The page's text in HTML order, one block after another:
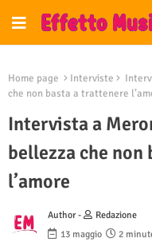
Home page Interviste
che non basta a trattenere
Intervista a
bellezza che
l’amore
Author -
Redazione
13 maggio
2